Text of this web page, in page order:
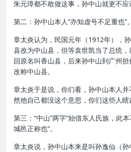
朱元璋都不敢做这事，孙中山就更不应
第二：孙中山本人“亦知虚号不足重也”。
章太炎认为，民国元年（1912年），
县改为中山县，但等袁世凯当了总统
回原名叫香山县，后来孙中山到广州
改称中山县。
章太炎于是说，你们看，孙中山本人
然他自己都没这个意思，你们这些人瞎
第三：“中山”两字“始借东人氏族，此
城邑正称也”。
章太炎说，孙中山本来是叫孙逸仙（